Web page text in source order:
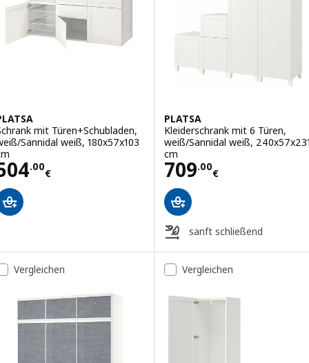
mit Türen+Schubladen,
Sannidal weiß, 180x57x103
.00
€
504.00€
PLATSA
Kleiderschrank mit 6 Türen,
weiß/Sannidal weiß,
cm
709.00
€
Preis 709.00€
sanft schließend
Vergleichen Vergleichen